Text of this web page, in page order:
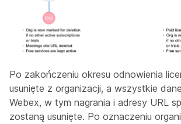
Po zakończeniu okresu odnowienia
usunięte z organizacji, a wszystkie
Webex, w tym nagrania i adresy URL
zostaną usunięte. Po oznaczeniu